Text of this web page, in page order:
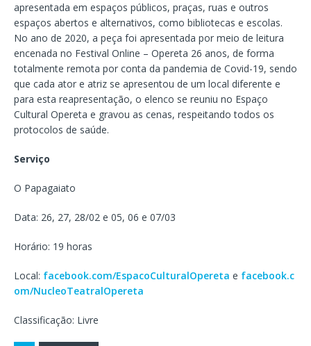
apresentada em espaços públicos, praças, ruas e outros
espaços abertos e alternativos, como bibliotecas e escolas.
No ano de 2020, a peça foi apresentada por meio de leitura
encenada no Festival Online – Opereta 26 anos, de forma
totalmente remota por conta da pandemia de Covid-19, sendo
que cada ator e atriz se apresentou de um local diferente e
para esta reapresentação, o elenco se reuniu no Espaço
Cultural Opereta e gravou as cenas, respeitando todos os
protocolos de saúde.
Serviço
O Papagaiato
Data: 26, 27, 28/02 e 05, 06 e 07/03
Horário: 19 horas
Local: facebook.com/EspacoCulturalOpereta e facebook.c
om/NucleoTeatralOpereta
Classificação: Livre